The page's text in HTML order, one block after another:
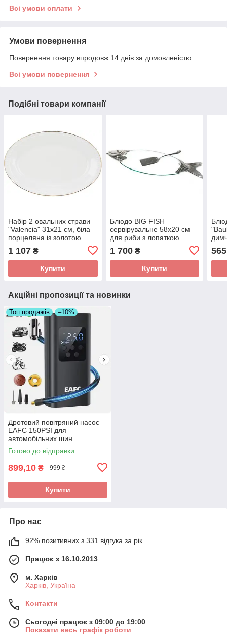
Всі умови оплати
Умови повернення
Повернення товару впродовж 14 днів за домовленістю
Всі умови повернення
Подібні товари компанії
Набір 2 овальних страви
"Valencia" 31х21 см, біла
порцеляна із золотою
1 107 ₴
Купити
Блюдо BIG FISH
сервірувальне 58х20 см
для риби з лопаткою
1 700₴
Купити
565
Акційні пропозиції та новинки
Топ продажів –10%
Дротовий повітряний насос
EAFC 150PSI для
автомобільних шин
Готово до відправки
899,10 ₴ 999 ₴
Купити
Про нас
92% позитивних з 331 відгука за рік
Працює з 16.10.2013
м. Харків
Харків, Україна
Контакти
Сьогодні працює з 09:00 до 19:00
Показати весь графік роботи